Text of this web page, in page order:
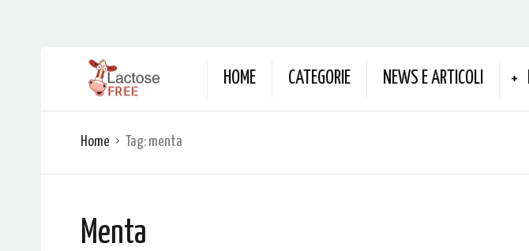
HOME CATEGORIE NEWS E ARTICOLI
Home Tag: menta
Menta